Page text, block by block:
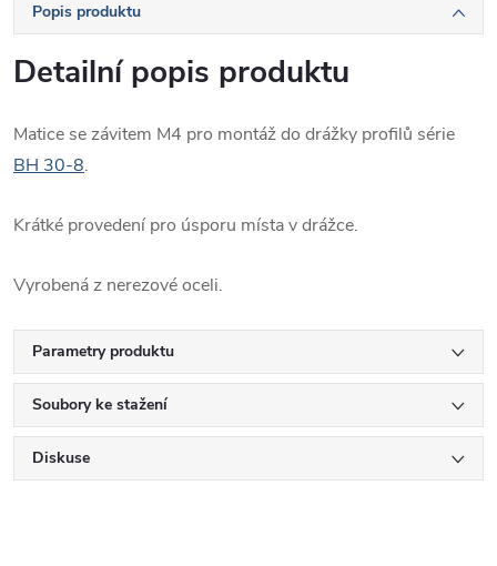
Popis produktu
Detailní popis produktu
Matice se závitem M4 pro montáž do drážky profilů série
BH 30-8.
Krátké provedení pro úsporu místa v drážce.
Vyrobená z nerezové oceli.
Parametry produktu
Soubory ke stažení
Diskuse